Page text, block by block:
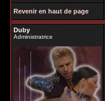
Revenir en haut de page
Duby
Administratrice